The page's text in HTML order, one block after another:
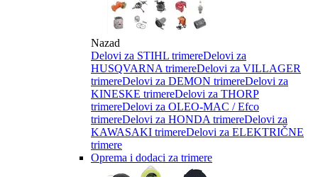
Nazad
Delovi za STIHL trimereDelovi za
HUSQVARNA trimereDelovi za VILLAGER
trimereDelovi za DEMON trimereDelovi za
KINESKE trimereDelovi za THORP
trimereDelovi za OLEO-MAC / Efco
trimereDelovi za HONDA trimereDelovi za
KAWASAKI trimereDelovi za ELEKTRIČNE
trimere
Oprema i dodaci za trimere